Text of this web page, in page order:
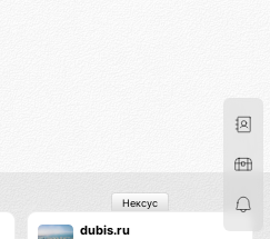
dubis.ru
Нексус